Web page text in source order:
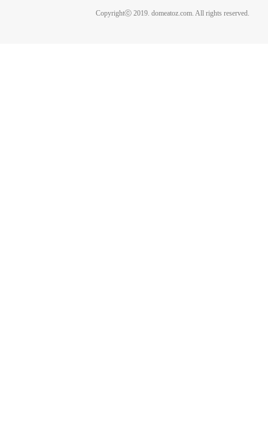
Copyrightⓒ 2019. domeatoz.com. All rights reserved.